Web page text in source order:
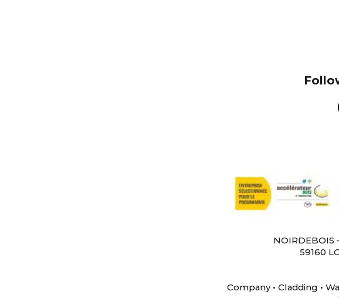
NOIRDEBOIS
59160
Company• Cladding •